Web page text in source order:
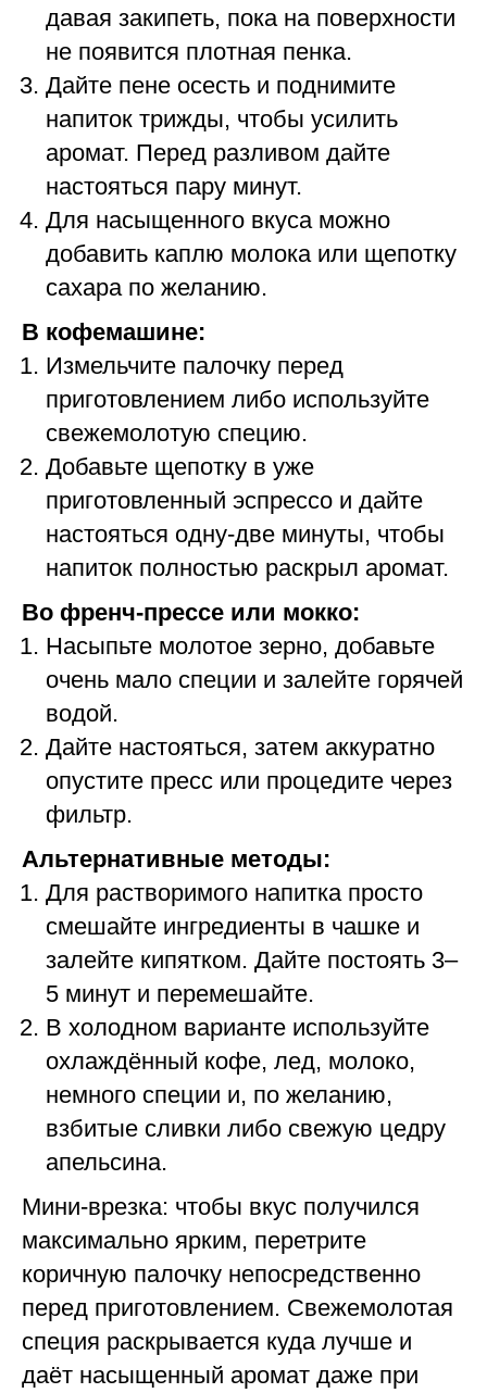
давая закипеть, пока на поверхности
не появится плотная пенка.
Дайте пене осесть и поднимите
напиток трижды, чтобы усилить
аромат. Перед разливом дайте
настояться пару минут.
Для насыщенного вкуса можно
добавить каплю молока или щепотку
сахара по желанию.
В кофемашине:
Измельчите палочку перед
приготовлением либо используйте
свежемолотую специю.
Добавьте щепотку в уже
приготовленный эспрессо и дайте
настояться одну-две минуты, чтобы
напиток полностью раскрыл аромат.
Во френч-прессе или мокко:
Насыпьте молотое зерно, добавьте
очень мало специи и залейте горячей
водой.
Дайте настояться, затем аккуратно
опустите пресс или процедите через
фильтр.
Альтернативные методы:
Для растворимого напитка просто
смешайте ингредиенты в чашке и
залейте кипятком. Дайте постоять 3–
5 минут и перемешайте.
В холодном варианте используйте
охлаждённый кофе, лед, молоко,
немного специи и, по желанию,
взбитые сливки либо свежую цедру
апельсина.
Мини-врезка: чтобы вкус получился
максимально ярким, перетрите
коричную палочку непосредственно
перед приготовлением. Свежемолотая
специя раскрывается куда лучше и
даёт насыщенный аромат даже при